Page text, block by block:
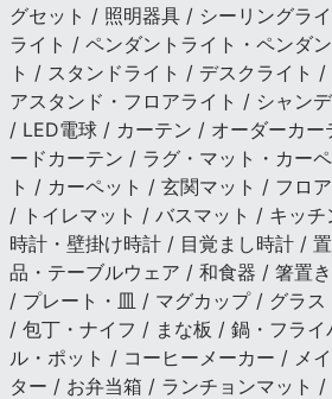
グセット / 照明器具 / シーリングラ
ライト / ペンダントライト・ペンダ
ト / スタンドライト / デスクライト
アスタンド・フロアライト / シャン
/ LED電球 / カーテン / オーダーカー
ードカーテン / ラグ・マット・カー
ト / カーペット / 玄関マット / フロ
/ トイレマット / バスマット / キッ
時計・壁掛け時計 / 目覚まし時計 /
品・テーブルウェア / 和食器 / 箸置
/ プレート・皿 / マグカップ / グラ
/ 包丁・ナイフ / まな板 / 鍋・フライ
ル・ポット / コーヒーメーカー / メ
ター / お弁当箱 / ランチョンマット